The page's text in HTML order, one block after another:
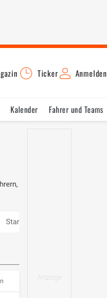
Ticker Anmelden
Kalender Fahrer und Teams
Startaufstellung